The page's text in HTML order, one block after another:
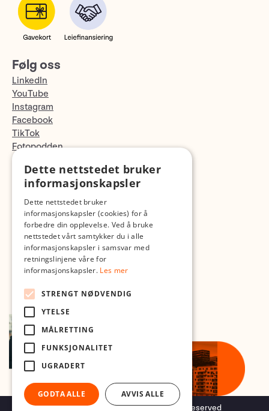
Følg oss
LinkedIn
YouTube
Instagram
Facebook
TikTok
Fotopodden
Med forbehold om skrive- og lagerfeil
Copyright © 2026 Foto.no - All rights reserved
Dette nettstedet bruker
informasjonskapsler
Dette nettstedet bruker
informasjonskapsler (cookies) for å
forbedre din opplevelse. Ved å bruke
nettstedet vårt samtykker du i alle
informasjonskapsler i samsvar med
retningslinjene våre for
informasjonskapsler. Les mer
STRENGT NØDVENDIG
YTELSE
MÅLRETTING
FUNKSJONALITET
UGRADERT
GODTA ALLE AVVIS ALLE